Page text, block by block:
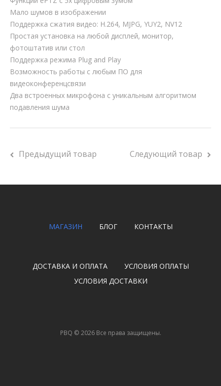
Мало шумов в изображении
Поддержка сжатия видео: H.264, MJPG, YUY2, NV12
Простая установка на любой дисплей, монитор,
фотоштатив или стол
Поддержка режима Plug and Play
Возможность работы с любым ПО для
видеоконференцсвязи
Два встроенных микрофона с уникальным алгоритмом
подавления шума
Предыдущий товар Следующий товар
МАГАЗИН БЛОГ КОНТАКТЫ
ДОСТАВКА И ОПЛАТА
УСЛОВИЯ ОПЛАТЫ
УСЛОВИЯ ДОСТАВКИ
PBQ © 2026Все права защищены.